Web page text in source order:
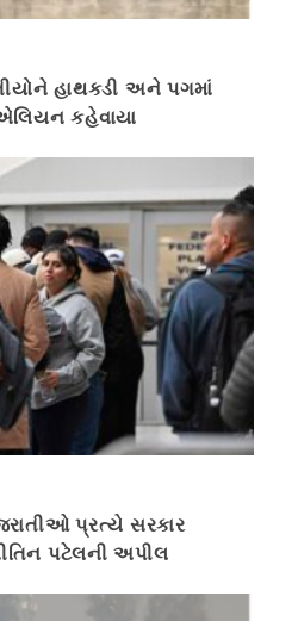
હાથકડી અને પગમાં
કહેવાયા
પ્રત્યે સરકાર
પટેલની અપીલ